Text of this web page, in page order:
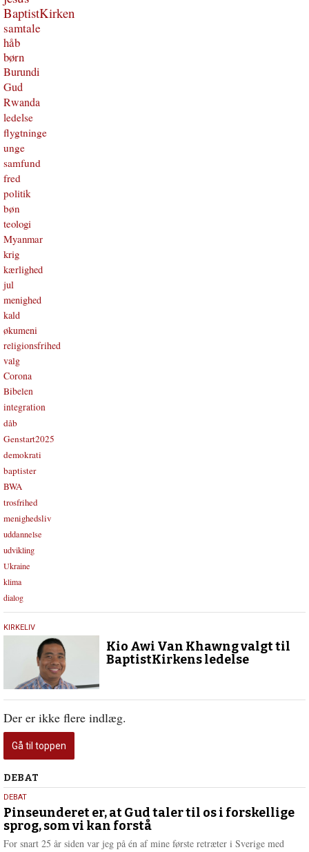
BaptistKirken
samtale
håb
børn
Burundi
Gud
Rwanda
ledelse
flygtninge
unge
samfund
fred
politik
bøn
teologi
Myanmar
krig
kærlighed
jul
menighed
kald
økumeni
religionsfrihed
valg
Corona
Bibelen
integration
dåb
Genstart2025
demokrati
baptister
BWA
trosfrihed
menighedsliv
uddannelse
udvikling
Ukraine
klima
dialog
18.
september
KIRKELIV
Kio Awi Van Khawng valgt til
BaptistKirkens ledelse
Der er ikke flere indlæg.
Gå til toppen
Debat
DEBAT
5.
august
2026
DEBAT
Pinseunderet er, at Gud taler til os i forskellige
sprog, som vi kan forstå
For snart 25 år siden var jeg på én af mine første retræter i Sverige med